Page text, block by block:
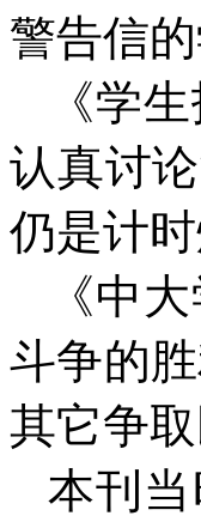
警告信的
《学
认真讨
仍是计时
《中
斗争的胜
其它争
本刊当